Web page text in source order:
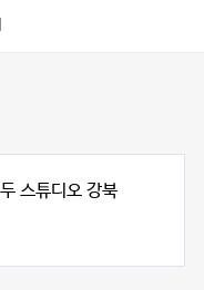
스튜디오 강북